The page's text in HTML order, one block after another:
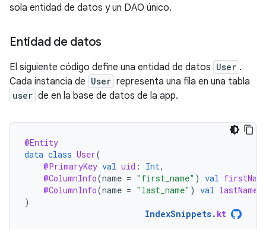
sola entidad de datos y un DAO único.
Entidad de datos
El siguiente código define una entidad de datos User .
Cada instancia de User representa una fila en una tabla
user de en la base de datos de la app.
@Entity
data class User(
@PrimaryKey val uid : Int,
@ColumnInfo(name = "first_name" ) val
@ColumnInfo(name = "last_name" ) val lastName
)
IndexSnippets. kt